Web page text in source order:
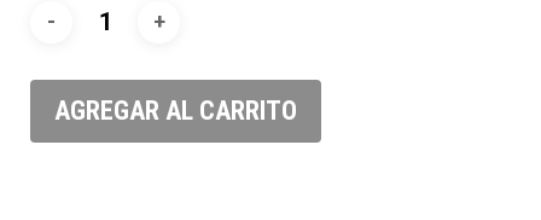
AGREGAR AL CARRITO